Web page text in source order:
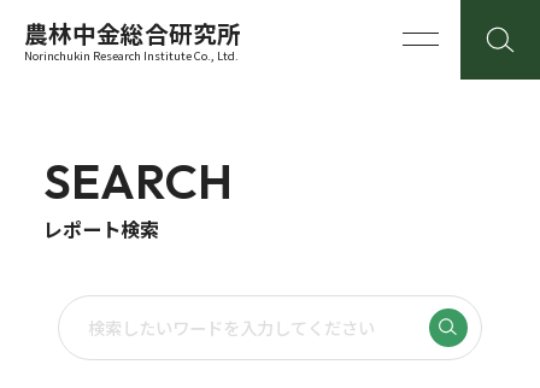
農林中金総合研究所
Norinchukin Research Institute Co., Ltd.
SEARCH
レポート検索